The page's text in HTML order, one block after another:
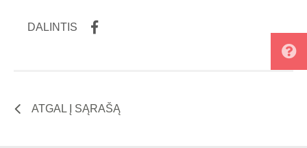
DALINTIS
ATGAL Į SĄRAŠĄ